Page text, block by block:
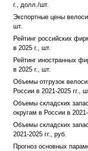
г., долл./шт.
Экспортные цены
шт.
Рейтинг российских
в 2025 г., шт.
Рейтинг иностранных
в 2025 г., шт.
Объемы отгрузок
России в 2021-2025 гг.,
Объемы складских
округам в России в
Объемы складских
2021-2025 гг., руб.
Прогноз основных